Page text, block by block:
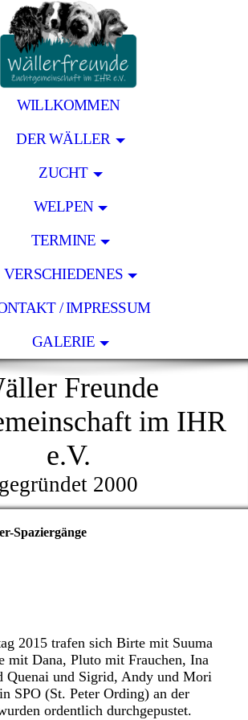
WILLKOMMEN
DER WÄLLER
ZUCHT
WELPEN
TERMINE
VERSCHIEDENES
/ IMPRESSUM
GALERIE
Freunde
im IHR
e.V.
gegründet 2000
Spaziergänge
2015 trafen sich Birte mit Suuma
mit Dana, Pluto mit Frauchen, Ina
Quenai und Sigrid, Andy und Mori
SPO (St. Peter Ording) an der
ordentlich durchgepustet.